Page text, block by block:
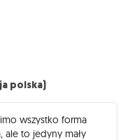
polska)
wszystko forma
ale to jedyny mały